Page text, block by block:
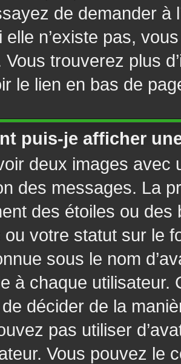
de demander à
elle n’existe pas,
Vous trouverez plus
le lien en bas de
puis-je afficher
deux images avec
des messages. La
des étoiles ou
ou votre statut sur le
sous le nom
à chaque utilisateur.
décider de la
pas utiliser
Vous pouvez le